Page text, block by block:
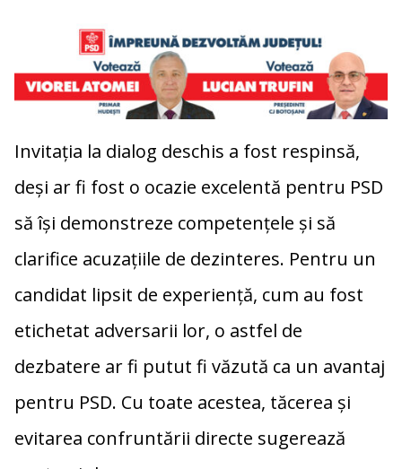
Invitația la dialog deschis a fost respinsă,
deși ar fi fost o ocazie excelentă pentru PSD
să își demonstreze competențele și să
clarifice acuzațiile de dezinteres. Pentru un
candidat lipsit de experiență, cum au fost
etichetat adversarii lor, o astfel de
dezbatere ar fi putut fi văzută ca un avantaj
pentru PSD. Cu toate acestea, tăcerea și
evitarea confruntării directe sugerează